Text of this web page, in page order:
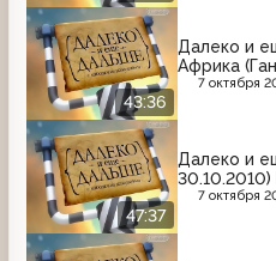
43:36
Далеко и
Африка
7 октября
47:37
Далеко и
7 октября